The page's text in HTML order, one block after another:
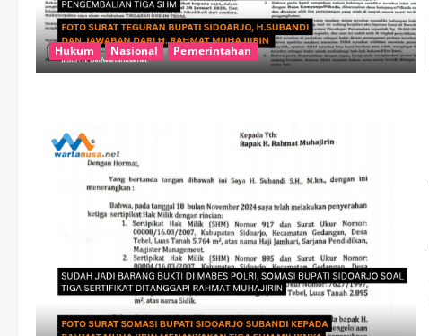
Hukum Nasional Pemerintahan